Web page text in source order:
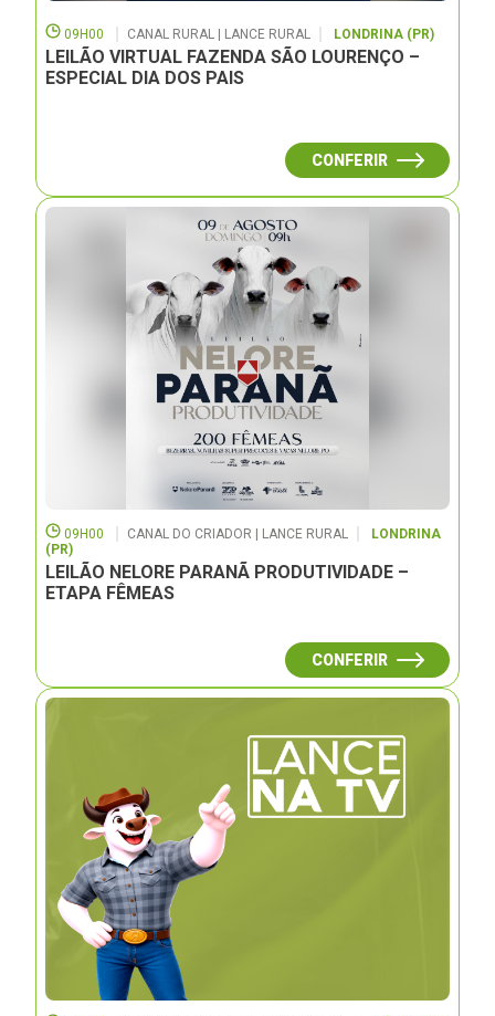
09H00 CANAL RURAL | LANCE RURAL LONDRINA (PR)
LEILÃO VIRTUAL FAZENDA SÃO LOURENÇO –
ESPECIAL DIA DOS PAIS
CONFERIR
09H00 CANAL DO CRIADOR | LANCE RURAL
LONDRINA
(PR)
LEILÃO NELORE PARANÃ PRODUTIVIDADE –
ETAPA FÊMEAS
CONFERIR